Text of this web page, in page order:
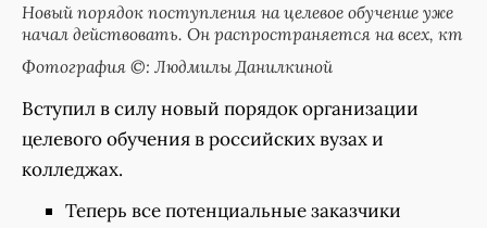
Новый порядок поступления на целевое обучение уже
начал действовать. Он распространяется на всех, кт
Фотография ©: Людмилы Данилкиной
Вступил в силу новый порядок организации
целевого обучения в российских вузах и
колледжах.
Теперь все потенциальные заказчики